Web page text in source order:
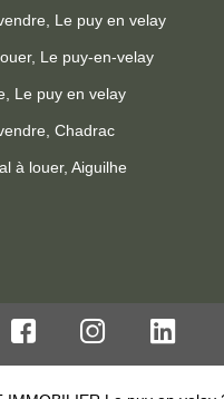
Le puy en velay
Le puy-en-velay
Le puy en velay
Chadrac
à louer, Aiguilhe